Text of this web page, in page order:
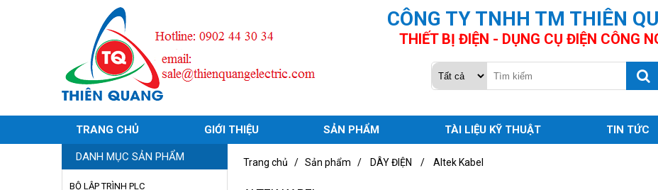
CÔNG TY TNHH TM THIÊN
THIẾT BỊ ĐIỆN - DỤNG CỤ ĐIỆN CÔNG
TRANG CHỦ GIỚI THIỆU SẢN PHẨM TÀI LIỆU KỸ THUẬT TIN TỨC
DANH MỤC SẢN PHẨM
BỘ LẬP TRÌNH PLC
Trang chủ / Sản phẩm / DÂY ĐIỆN / Altek Kabel